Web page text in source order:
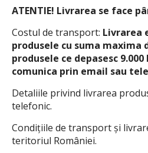
ATENTIE! Livrarea se face
Costul de transport: Livrarea
produsele cu suma maxima
produsele ce depasesc
comunica prin email sau
Detaliile privind livrarea
telefonic.
Condiţiile de transport şi
teritoriul României.